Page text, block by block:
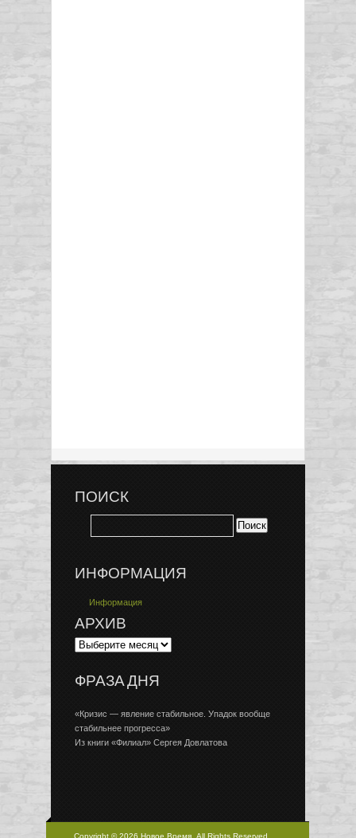
ПОИСК
ИНФОРМАЦИЯ
Информация
АРХИВ
ФРАЗА ДНЯ
«Кризис — явление стабильное. Упадок вообще
стабильнее прогресса»
Из книги «Филиал» Сергея Довлатова
Copyright © 2026 Новое Время, All Rights Reserved.